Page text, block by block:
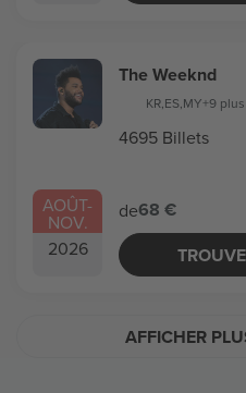
AOÛT-
NOV.
2026
The Weeknd
KR,ES,MY+9 plus
4695 Billets
de68 €
AFFICHER